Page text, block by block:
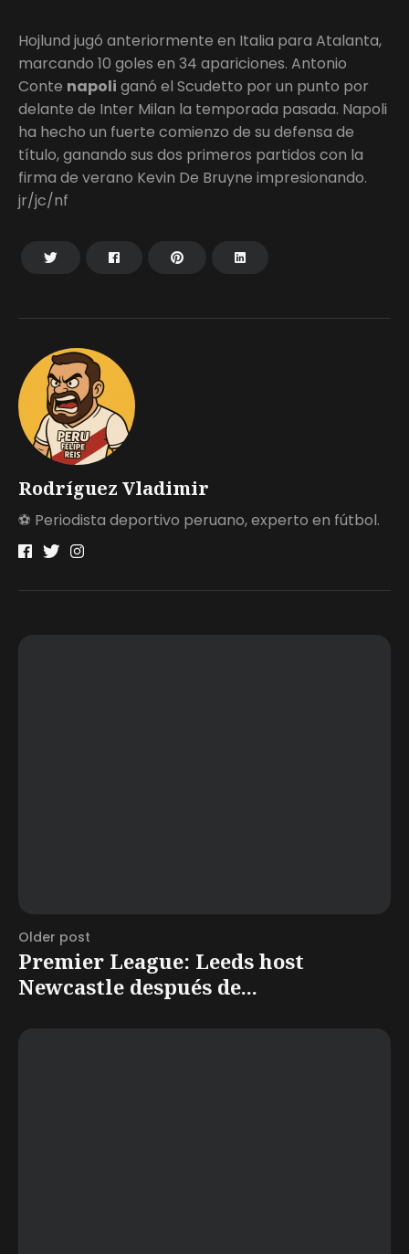
Rodríguez Vladimir
⚽ Periodista deportivo peruano, experto en fútbol.
Hojlund jugó anteriormente en Italia para Atalanta,
marcando 10 goles en 34 apariciones. Antonio
Conte napoli ganó el Scudetto por un punto por
delante de Inter Milan la temporada pasada. Napoli
ha hecho un fuerte comienzo de su defensa de
título, ganando sus dos primeros partidos con la
firma de verano Kevin De Bruyne impresionando.
jr/jc/nf
Older post
Premier League: Leeds host
Newcastle después de...